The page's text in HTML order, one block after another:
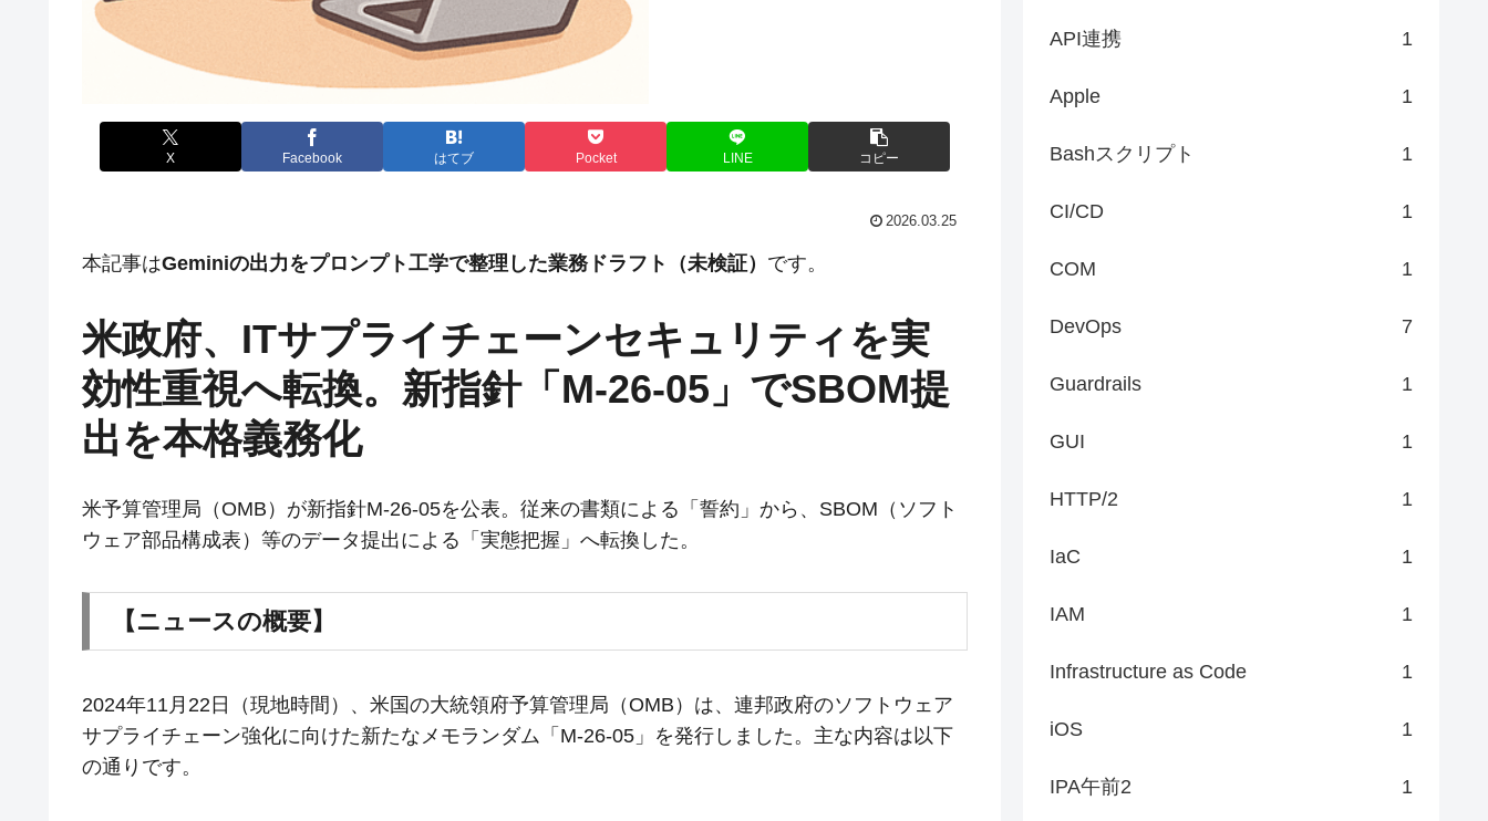
X Facebook はてブ Pocket LINE コピー
2026.03.25
本記事はGeminiの出力をプロンプト工学で整理した業務ドラフト（未検証） です。
米政府、ITサプライチェーンセキュリティを実
効性重視へ転換。新指針「M-26-05」でSBOM提
出を本格義務化
米予算管理局（OMB）が新指針M-26-05を公表。従来の書類による「誓約」から、SBOM（ソフト
ウェア部品構成表）等のデータ提出による「実態把握」へ転換した。
【ニュースの概要】
2024年11月22日（現地時間）、米国の大統領府予算管理局（OMB）は、連邦政府のソフトウェア
サプライチェーン強化に向けた新たなメモランダム「M-26-05」を発行しました。主な内容は以下
の通りです。
API連携 1
Apple 1
Bashスクリプト 1
CI/CD 1
COM 1
DevOps 7
Guardrails 1
GUI 1
HTTP/2 1
IaC 1
IAM 1
Infrastructure as Code 1
iOS 1
IPA午前2 1